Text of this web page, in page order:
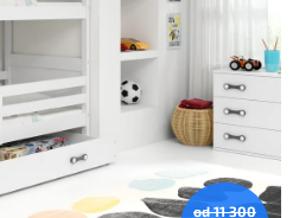
od 11 300